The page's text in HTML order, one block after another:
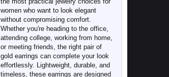
women who want to look elegant
without compromising comfort.
Whether you're heading to the office,
attending college, working from home,
or meeting friends, the right pair of
gold earrings can complete your look
effortlessly. Lightweight, durable, and
timeless, these earrings are designed